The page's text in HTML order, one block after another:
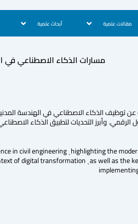
مقالات علمية أبحاث علمية
مسارات الذكاء الاصطناعي في
توظيف الذكاء الاصطناعي في الهندسة
وأبرز التحديات لتطبيق الذكاء
in civil engineering ˏhighlighting the
of digital transformation ˏas well as the